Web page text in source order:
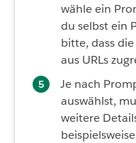
wähle ein
du selbst ein
bitte, dass
aus URLs
Je nach
auswählst,
weitere